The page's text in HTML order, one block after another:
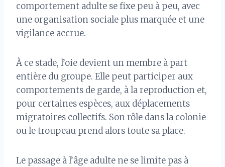
comportement adulte se fixe peu à peu, avec
une organisation sociale plus marquée et une
vigilance accrue.
À ce stade, l’oie devient un membre à part
entière du groupe. Elle peut participer aux
comportements de garde, à la reproduction et,
pour certaines espèces, aux déplacements
migratoires collectifs. Son rôle dans la colonie
ou le troupeau prend alors toute sa place.
Le passage à l’âge adulte ne se limite pas à